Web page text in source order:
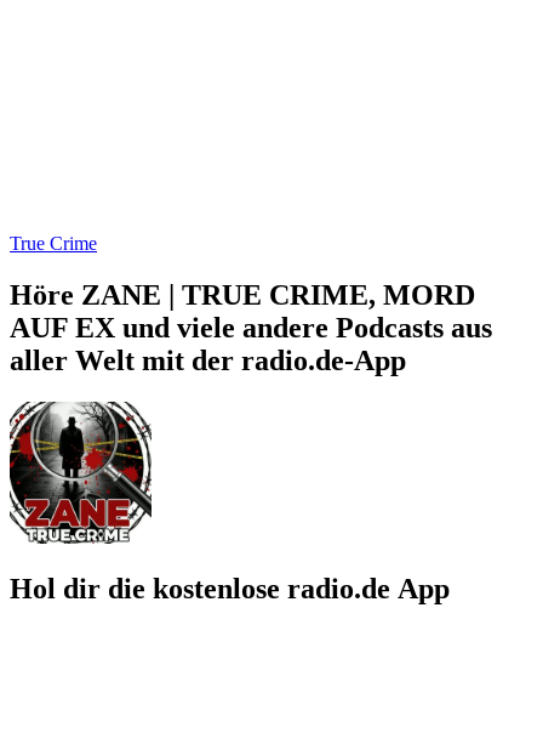
True Crime
Höre ZANE | TRUE CRIME, MORD
AUF EX und viele andere Podcasts aus
aller Welt mit der radio.de-App
Hol dir die kostenlose radio.de App